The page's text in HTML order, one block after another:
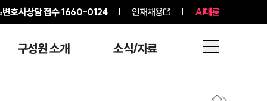
변호사상담 접수1660-0124 인재채용 AI대륜
구성원 소개 소식/자료